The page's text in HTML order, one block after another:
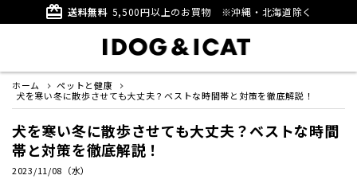
card_giftcard 送料無料 5,500円以上のお買物 ※沖縄・北海道除く
ホーム
ペットと健康
犬を寒い冬に散歩させても大丈夫？ベストな時間帯と対策を徹底解説！
犬を寒い冬に散歩させても大丈夫？ベストな時間
帯と対策を徹底解説！
2023/11/08（水）